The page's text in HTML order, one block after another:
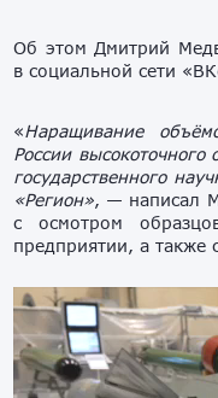
Об этом Дмитрий
в социальной сети
«Наращивание
России
государственного
«Регион», — написал
с осмотром
предприятии, а также